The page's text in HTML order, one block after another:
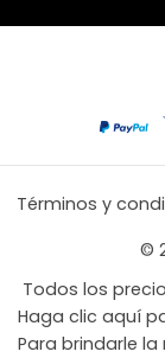
Términos y
©
Todos los
Haga clic aquí
Para brindarle